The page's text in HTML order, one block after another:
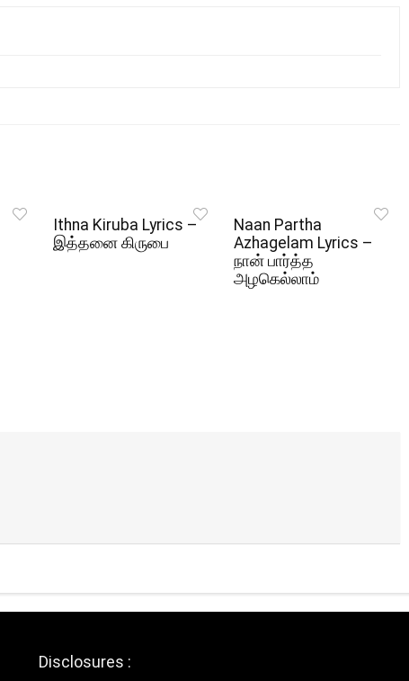
Ithna Kiruba Lyrics –
இத்தனை கிருபை
Naan Partha
Azhagelam Lyrics –
நான் பார்த்த
அழகெல்லாம்
Disclosures :